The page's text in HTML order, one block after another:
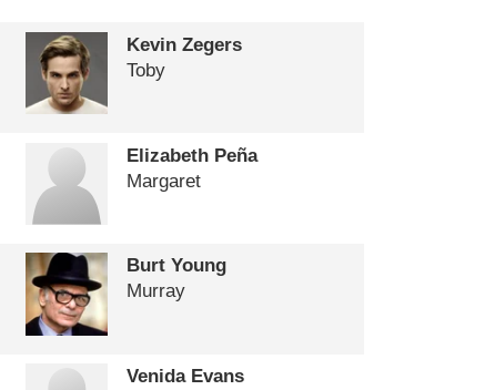
Kevin Zegers
Toby
Elizabeth Peña
Margaret
Burt Young
Murray
Venida Evans